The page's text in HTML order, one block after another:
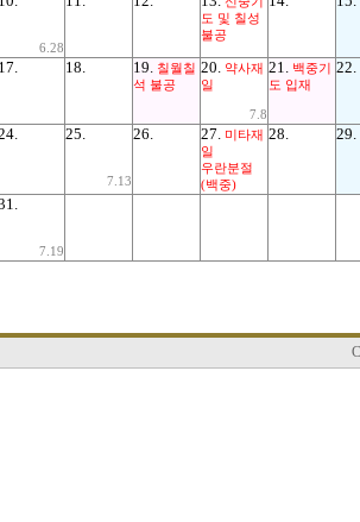
6.28
도 및 칠성
불공
17. 18. 19. 칠월칠
석 불공
20. 약사재
일
7.8
21. 백중기
도 입재
22.
25.
7.13
26. 27. 미타재
일
우란분절
(백중)
28. 29.
7.19